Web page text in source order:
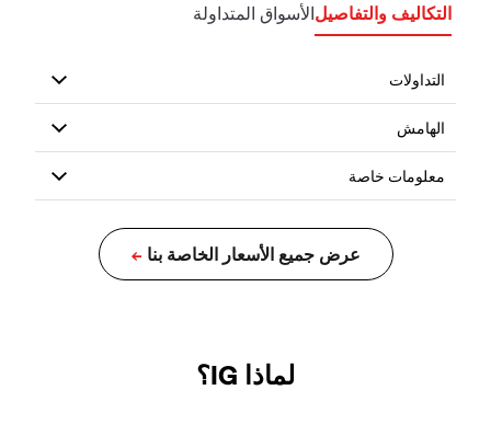
التكاليف والتفاصيلالأسواق المتداولة
لماذا IG؟